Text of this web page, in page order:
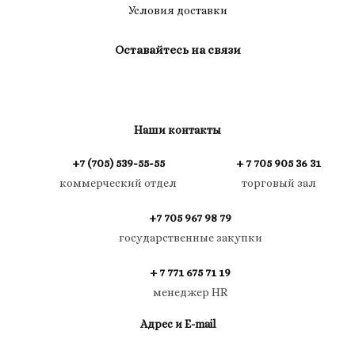
Условия доставки
Оставайтесь на связи
Наши контакты
+7 (705) 539-55-55
коммерческий отдел
+ 7 705 905 36 31
торговый зал
+7 705 967 98 79
государственные закупки
+ 7 771 675 71 19
менеджер HR
Адрес и E-mail